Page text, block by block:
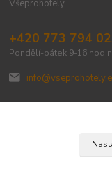
Všeprohotely
+420 773 794
Pondělí-pátek 9-16 hodin